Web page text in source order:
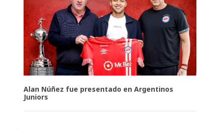
Alan Núñez fue presentado en Argentinos
Juniors